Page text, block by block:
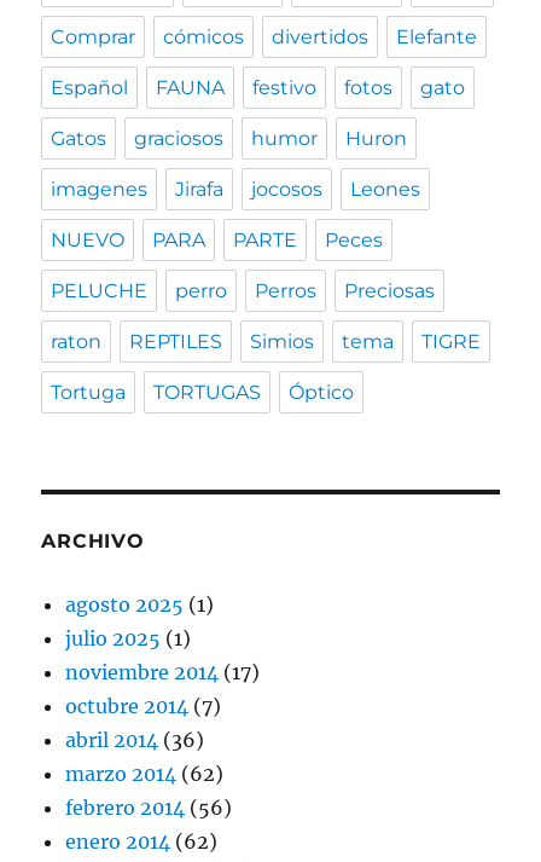
Comprar cómicos divertidos Elefante
Español FAUNA festivo fotos gato
Gatos graciosos humor Huron
imagenes Jirafa jocosos Leones
NUEVO PARA PARTE Peces
PELUCHE perro Perros Preciosas
raton REPTILES Simios tema TIGRE
Tortuga TORTUGAS Óptico
ARCHIVO
agosto 2025 (1)
julio 2025 (1)
noviembre 2014 (17)
octubre 2014 (7)
abril 2014 (36)
marzo 2014 (62)
febrero 2014 (56)
enero 2014 (62)